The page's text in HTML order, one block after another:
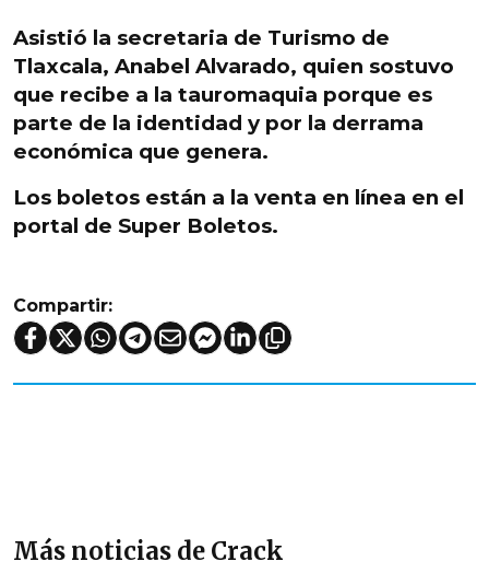
Asistió la secretaria de Turismo de
Tlaxcala, Anabel Alvarado, quien sostuvo
que recibe a la tauromaquia porque es
parte de la identidad y por la derrama
económica que genera.
Los boletos están a la venta en línea en el
portal de Super Boletos.
Compartir:
Más noticias de Crack